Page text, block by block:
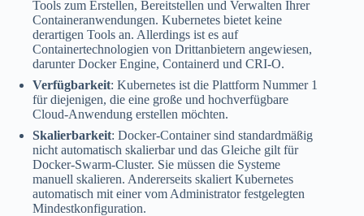
Tools zum Erstellen, Bereitstellen und Verwalten Ihrer
Containeranwendungen. Kubernetes bietet keine
derartigen Tools an. Allerdings ist es auf
Containertechnologien von Drittanbietern angewiesen,
darunter Docker Engine, Containerd und CRI-O.
Verfügbarkeit: Kubernetes ist die Plattform Nummer 1
für diejenigen, die eine große und hochverfügbare
Cloud-Anwendung erstellen möchten.
Skalierbarkeit: Docker-Container sind standardmäßig
nicht automatisch skalierbar und das Gleiche gilt für
Docker-Swarm-Cluster. Sie müssen die Systeme
manuell skalieren. Andererseits skaliert Kubernetes
automatisch mit einer vom Administrator festgelegten
Mindestkonfiguration.